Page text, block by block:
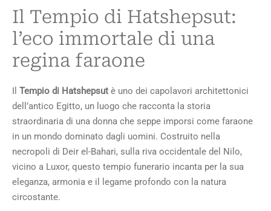
Il Tempio di Hatshepsut:
l’eco immortale di una
regina faraone
Il Tempio di Hatshepsut è uno dei capolavori architettonici
dell’antico Egitto, un luogo che racconta la storia
straordinaria di una donna che seppe imporsi come faraone
in un mondo dominato dagli uomini. Costruito nella
necropoli di Deir el-Bahari, sulla riva occidentale del Nilo,
vicino a Luxor, questo tempio funerario incanta per la sua
eleganza, armonia e il legame profondo con la natura
circostante.